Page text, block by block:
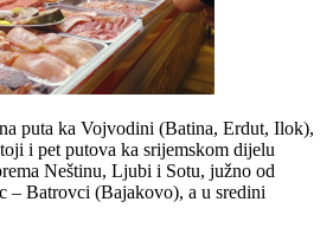
puta ka Vojvodini (Batina, Erdut, Ilok),
i pet putova ka srijemskom dijelu
Neštinu, Ljubi i Sotu, južno od
– Batrovci (Bajakovo), a u sredini